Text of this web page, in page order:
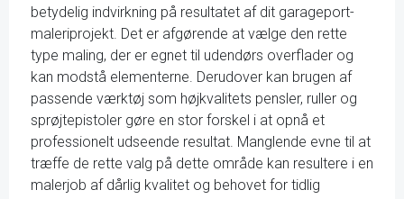
betydelig indvirkning på resultatet af dit garageport-
maleriprojekt. Det er afgørende at vælge den rette
type maling, der er egnet til udendørs overflader og
kan modstå elementerne. Derudover kan brugen af
passende værktøj som højkvalitets pensler, ruller og
sprøjtepistoler gøre en stor forskel i at opnå et
professionelt udseende resultat. Manglende evne til at
træffe de rette valg på dette område kan resultere i en
malerjob af dårlig kvalitet og behovet for tidlig